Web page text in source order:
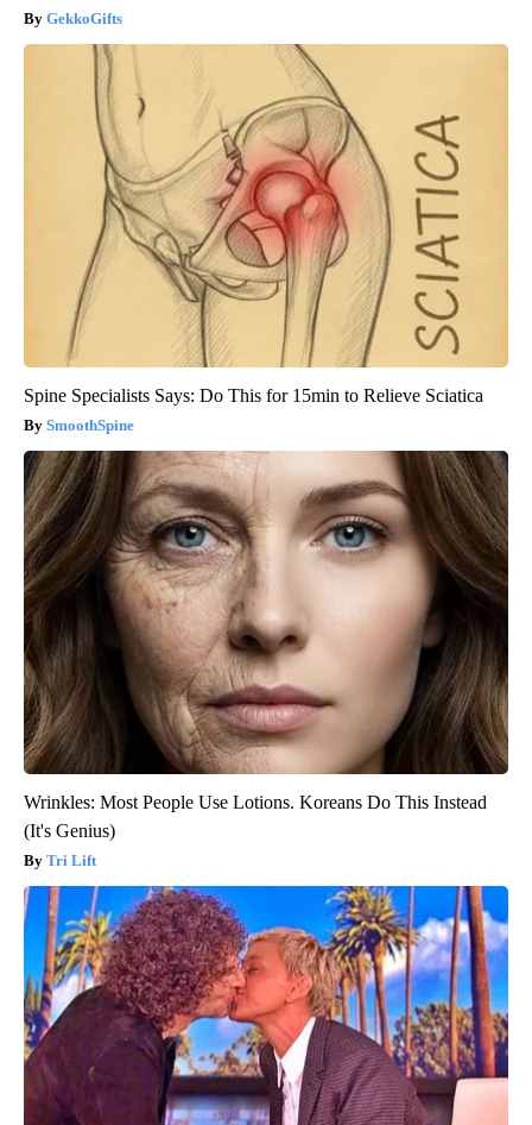
GekkoGifts
Spine Specialists Says: Do This for 15min to Relieve Sciatica
SmoothSpine
Wrinkles: Most People Use Lotions. Koreans Do This Instead
(It's Genius)
Tri Lift